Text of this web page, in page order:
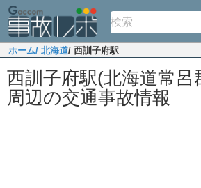
ホーム/ 北海道/ 西訓子府駅
西訓子府駅(北海道常呂
周辺の交通事故情報